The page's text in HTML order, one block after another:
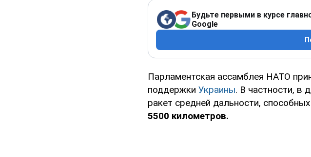
Будьте первыми в курсе
Google
Парламентская ассамблея НАТО
поддержки Украины. В частности, в
ракет средней дальности,
5500 километров.